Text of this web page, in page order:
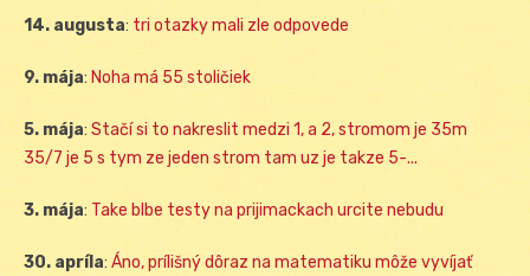
14. augusta: tri otazky mali zle odpovede
9. mája: Noha má 55 stoličiek
5. mája: Stačí si to nakreslit medzi 1, a 2, stromom je 35m
35/7 je 5 s tym ze jeden strom tam uz je takze 5-...
3. mája: Take blbe testy na prijimackach urcite nebudu
30. apríla: Áno, prílišný dôraz na matematiku môže vyvíjať